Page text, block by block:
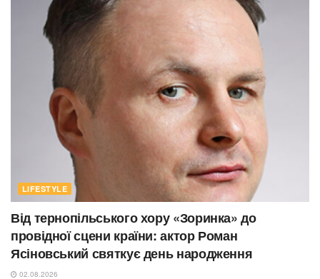
LIFESTYLE
Від тернопільського хору «Зоринка» до
провідної сцени країни: актор Роман
Ясіновський святкує день народження
02.08.2026